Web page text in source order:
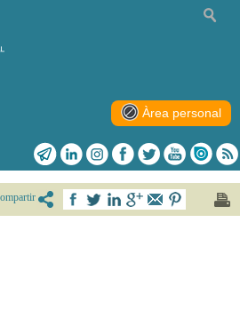
Àrea personal